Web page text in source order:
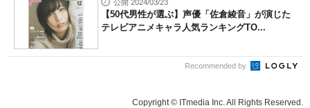
公開 2024/03/23
【50代男性が選ぶ】声優「佐倉綾音」が演じた
テレビアニメキャラ人気ランキングTO...
Recommended by
Copyright © ITmedia Inc. All Rights Reserved.